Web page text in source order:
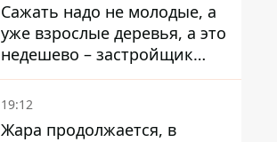
Сажать надо не молодые, а
уже взрослые деревья, а это
недешево – застройщик
Никонов
19:12
Жара продолжается, в